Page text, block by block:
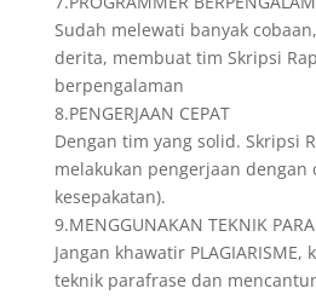
Sudah melewati banyak
derita, membuat tim Skripsi
berpengalaman
8.PENGERJAAN CEPAT
Dengan tim yang solid. Skripsi
melakukan pengerjaan dengan
kesepakatan).
9.MENGGUNAKAN TEKNIK
Jangan khawatir PLAGIARISME,
teknik parafrase dan